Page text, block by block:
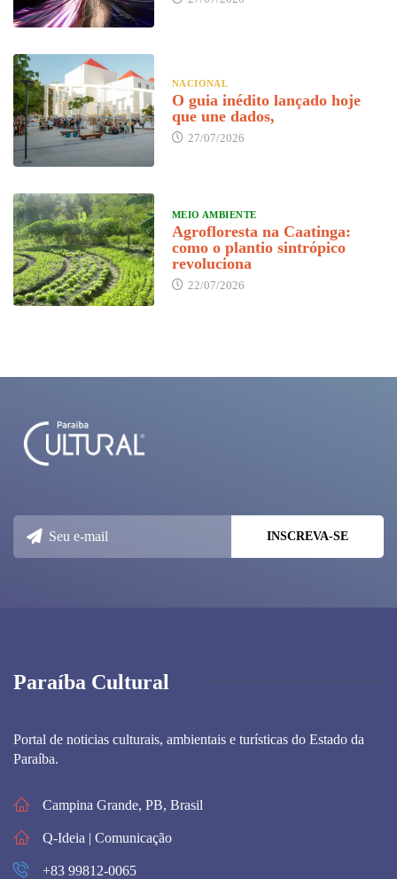
NACIONAL
O guia inédito lançado hoje
que une dados,
27/07/2026
MEIO AMBIENTE
Agrofloresta na Caatinga:
como o plantio sintrópico
revoluciona
22/07/2026
Paraíba Cultural
Portal de noticias culturais, ambientais e turísticas do Estado da
Paraíba.
Campina Grande, PB, Brasil
Q-Ideia | Comunicação
+83 99812-0065